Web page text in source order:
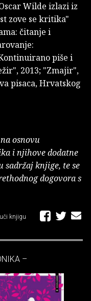
Wilde izlazi iz
zove se kritika"
čitanje i
piše i
2013; "Zmajir",
pisaca, Hrvatskog
osnovu
i njihove dodatne
sadržaj knjige, te se
dogovora s
knjigu
–